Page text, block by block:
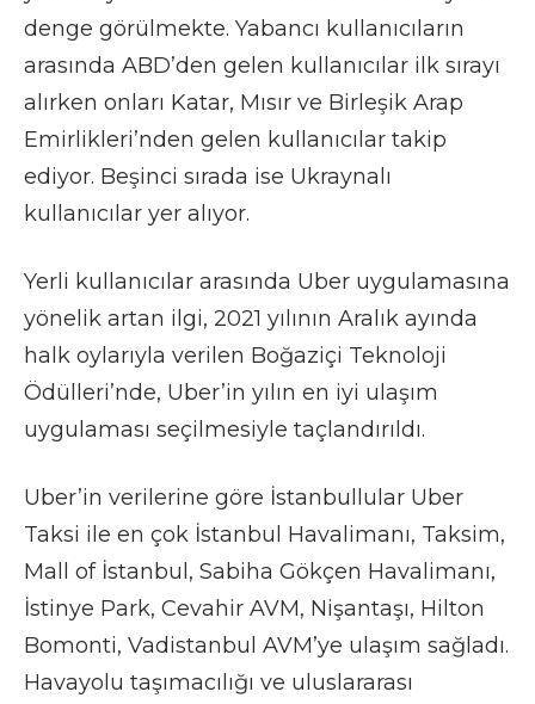
denge görülmekte. Yabancı kullanıcıların
arasında ABD’den gelen kullanıcılar ilk sırayı
alırken onları Katar, Mısır ve Birleşik Arap
Emirlikleri’nden gelen kullanıcılar takip
ediyor. Beşinci sırada ise Ukraynalı
kullanıcılar yer alıyor.
Yerli kullanıcılar arasında Uber uygulamasına
yönelik artan ilgi, 2021 yılının Aralık ayında
halk oylarıyla verilen Boğaziçi Teknoloji
Ödülleri’nde, Uber’in yılın en iyi ulaşım
uygulaması seçilmesiyle taçlandırıldı.
Uber’in verilerine göre İstanbullular Uber
Taksi ile en çok İstanbul Havalimanı, Taksim,
Mall of İstanbul, Sabiha Gökçen Havalimanı,
İstinye Park, Cevahir AVM, Nişantaşı, Hilton
Bomonti, Vadistanbul AVM’ye ulaşım sağladı.
Havayolu taşımacılığı ve uluslararası